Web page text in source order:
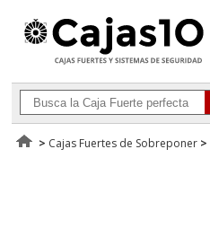
> Cajas Fuertes de Sobreponer >